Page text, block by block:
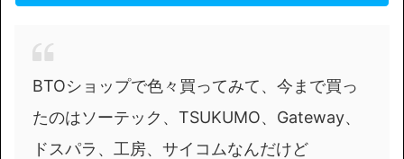
BTOショップで色々買ってみて、今まで買っ
たのはソーテック、TSUKUMO、Gateway、
ドスパラ、工房、サイコムなんだけど